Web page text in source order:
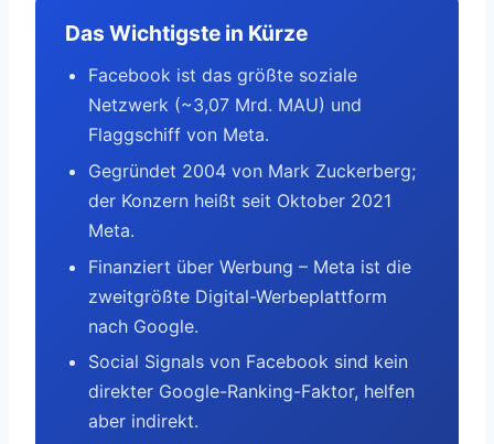
Das Wichtigste in Kürze
Facebook ist das größte soziale
Netzwerk (~3,07 Mrd. MAU) und
Flaggschiff von Meta.
Gegründet 2004 von Mark Zuckerberg;
der Konzern heißt seit Oktober 2021
Meta.
Finanziert über Werbung – Meta ist die
zweitgrößte Digital-Werbeplattform
nach Google.
Social Signals von Facebook sind kein
direkter Google-Ranking-Faktor, helfen
aber indirekt.